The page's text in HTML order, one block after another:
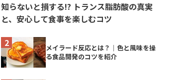
知らないと損する!? トランス脂肪酸の真実
と、安心して食事を楽しむコツ
メイラード反応とは？｜色と風味を操
る食品開発のコツを紹介